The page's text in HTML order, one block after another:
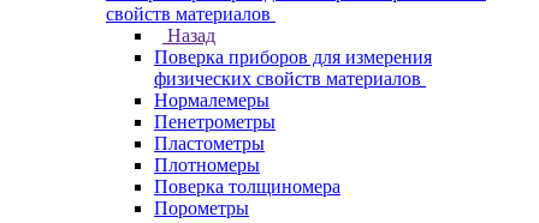
свойств материалов
Назад
Поверка приборов для измерения
физических свойств материалов
Нормалемеры
Пенетрометры
Пластометры
Плотномеры
Поверка толщиномера
Порометры